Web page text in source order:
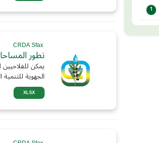
1
تطور
يمكن
الجهوية
XLSX